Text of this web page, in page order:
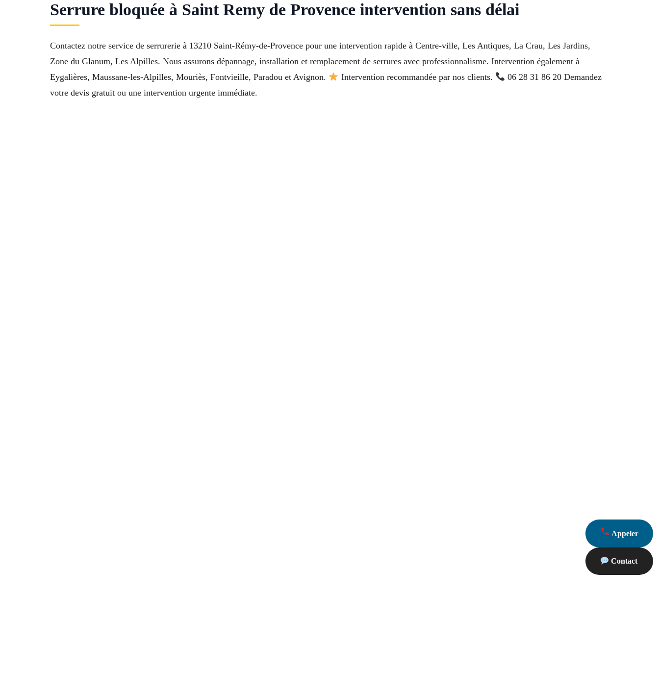
Serrure bloquée à Saint Remy de Provence intervention sans délai
Contactez notre service de serrurerie à 13210 Saint-Rémy-de-Provence pour une intervention rapide à Centre-ville, Les Antiques, La Crau, Les Jardins,
Zone du Glanum, Les Alpilles. Nous assurons dépannage, installation et remplacement de serrures avec professionnalisme. Intervention également à
Eygalières, Maussane-les-Alpilles, Mouriès, Fontvieille, Paradou et Avignon.
Intervention recommandée par nos clients.
06 28 31 86 20 Demandez
votre devis gratuit ou une intervention urgente immédiate.
Appeler
Contact